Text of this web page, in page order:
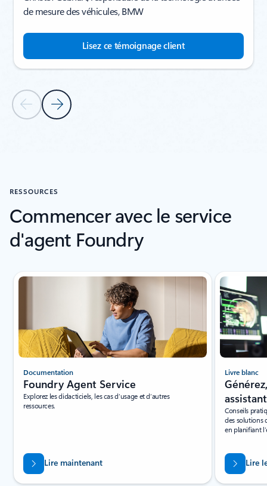
Diapositive précédente
Diapositive suivante
de mesure des véhicules, BMW
Lisez ce témoignage client
RESSOURCES
Commencer avec le service
d'agent Foundry
Affichage de la diapositive 1 de 8
Documentation
Foundry Agent Service
Explorez les didacticiels, les cas d’usage et d’autres
ressources.
Lire maintenant
Livre blanc
Conseils
des solutions
en planifiant
Lire